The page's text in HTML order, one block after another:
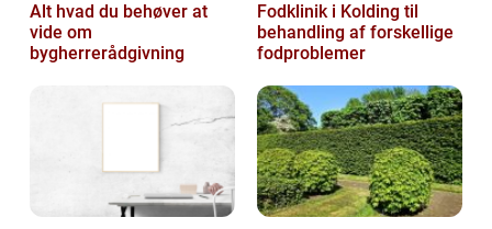
Alt hvad du behøver at
vide om
bygherrerådgivning
Fodklinik i Kolding til
behandling af forskellige
fodproblemer